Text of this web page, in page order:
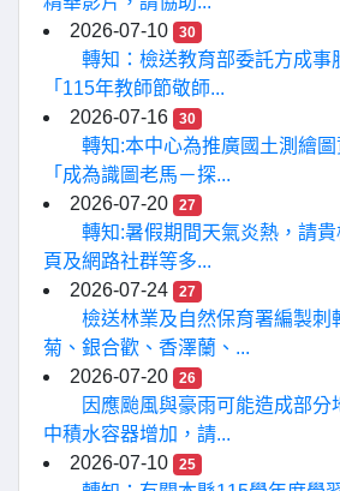
2026-07-10
30
轉知：檢送教育部委託方成事
「115年教師節敬師...
2026-07-16
30
轉知:本中心為推廣國土測繪
「成為識圖老馬－探...
2026-07-20
27
轉知:暑假期間天氣炎熱，請
頁及網路社群等多...
2026-07-24
27
檢送林業及自然保育署編製刺
菊、銀合歡、香澤蘭、...
2026-07-20
26
因應颱風與豪雨可能造成部分
中積水容器增加，請...
2026-07-10
25